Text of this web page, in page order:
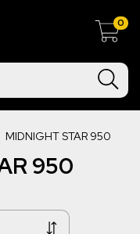
0
MIDNIGHT STAR 950
950